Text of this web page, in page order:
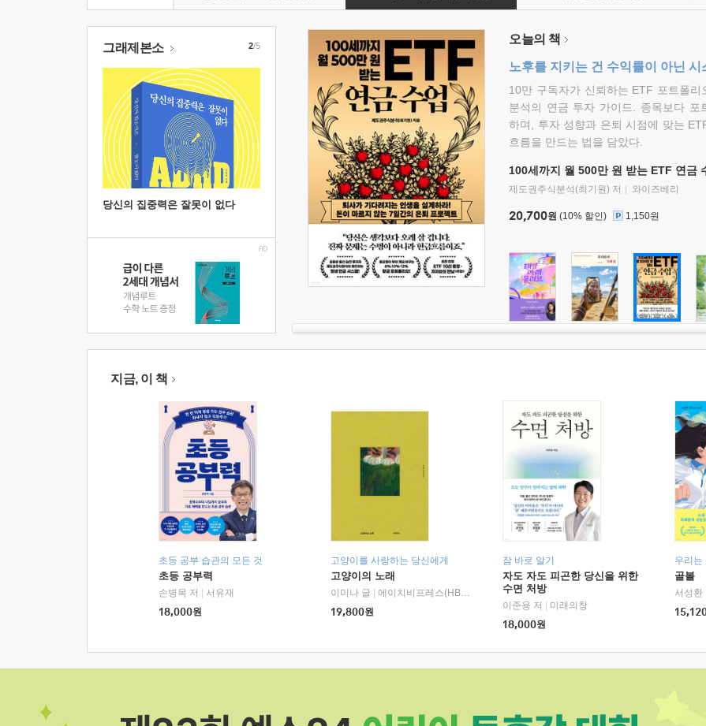
그래제본소
당신의 집중력은 잘못이 없다
2/5 오늘의 책
노후를 지키는 건 수익률이 아닌 시
10만 구독자가 신뢰하는 ETF 포트폴리
분석의 연금 투자 가이드. 종목보다 포
하며, 투자 성향과 은퇴 시점에 맞는
흐름을 만드는 법을 담았다.
100세까지 월 500만 원 받는 ETF 연금
제도권주식분석(최기원) 저 와이즈베리
20,700원 (10% 할인) 1,150원
지금, 이 책
초등 공부 습관의 모든 것
초등 공부력
손병목 저
서유재
18,000원
고양이를 사랑하는 당신에게
고양이의 노래
이미나 글
에이치비프레스(HBPRESS)
19,800원
잠 바로 알기
자도 자도 피곤한 당신을 위한
수면 처방
이준용 저
미래의창
18,000원
우리는
골볼
서성환